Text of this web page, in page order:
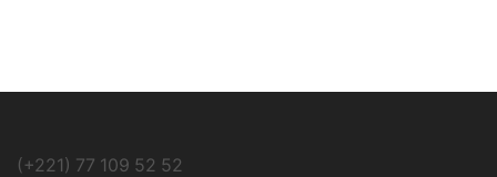
(+221) 77 109 52 52